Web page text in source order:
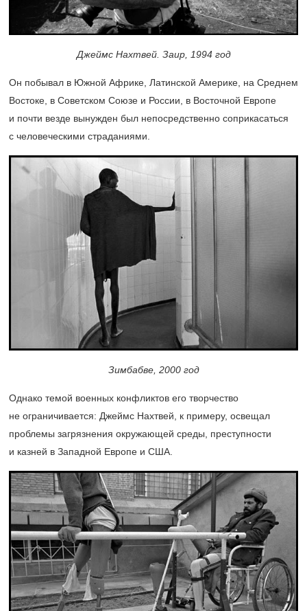
Джеймс Нахтвей. Заир, 1994 год
Он побывал в Южной Африке, Латинской Америке, на Среднем
Востоке, в Советском Союзе и России, в Восточной Европе
и почти везде вынужден был непосредственно соприкасаться
с человеческими страданиями.
Зимбабве, 2000 год
Однако темой военных конфликтов его творчество
не ограничивается: Джеймс Нахтвей, к примеру, освещал
проблемы загрязнения окружающей среды, преступности
и казней в Западной Европе и США.